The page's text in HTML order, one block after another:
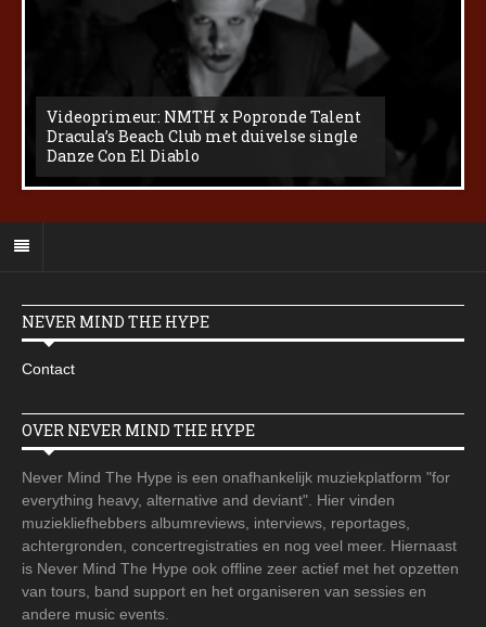
Videoprimeur: NMTH x Popronde Talent
Dracula’s Beach Club met duivelse single
Danze Con El Diablo
NEVER MIND THE HYPE
Contact
OVER NEVER MIND THE HYPE
Never Mind The Hype is een onafhankelijk muziekplatform "for
everything heavy, alternative and deviant". Hier vinden
muziekliefhebbers albumreviews, interviews, reportages,
achtergronden, concertregistraties en nog veel meer. Hiernaast
is Never Mind The Hype ook offline zeer actief met het opzetten
van tours, band support en het organiseren van sessies en
andere music events.